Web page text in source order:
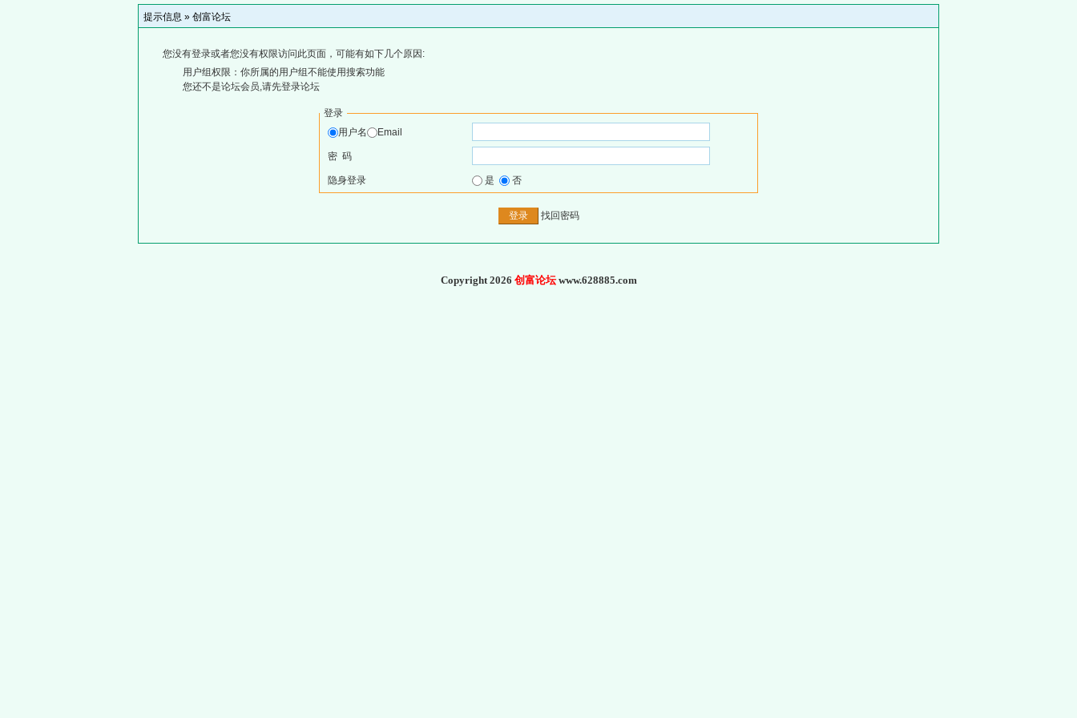
提示信息 » 创富论坛
您没有登录或者您没有权限访问此页面，可能有如下几个原因:
用户组权限：你所属的用户组不能使用搜索功能
您还不是论坛会员,请先登录论坛
登录
用户名
Email
密 码
隐身登录 是 否
找回密码
Copyright 2026 创富论坛www.628885.com